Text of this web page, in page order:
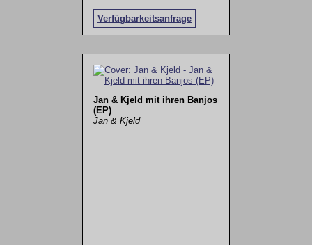
Verfügbarkeitsanfrage
Jan & Kjeld mit ihren Banjos
(EP)
Jan & Kjeld